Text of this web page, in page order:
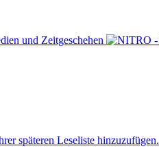
späteren Leseliste hinzuzufügen.